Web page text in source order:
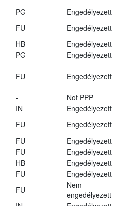
PG
Engedélyezett
FU
Engedélyezett
HB
Engedélyezett
PG
Engedélyezett
FU Engedélyezett
-
Not PPP
IN
Engedélyezett
FU
Engedélyezett
FU
Engedélyezett
FU
Engedélyezett
HB
Engedélyezett
FU
Engedélyezett
FU
Nem
engedélyezett